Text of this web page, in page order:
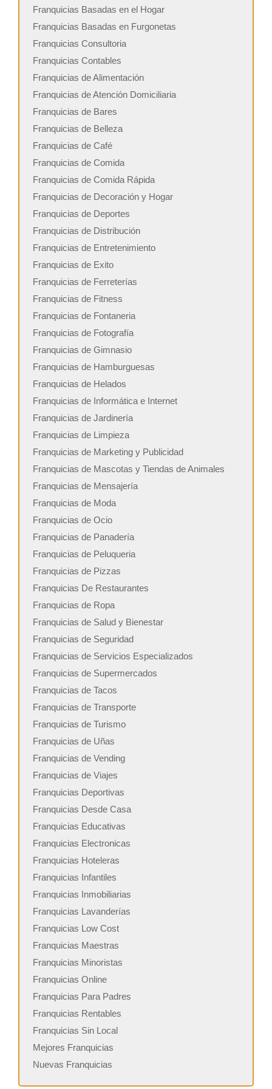
Franquicias Basadas en el Hogar
Franquicias Basadas en Furgonetas
Franquicias Consultoria
Franquicias Contables
Franquicias de Alimentación
Franquicias de Atención Domiciliaria
Franquicias de Bares
Franquicias de Belleza
Franquicias de Café
Franquicias de Comida
Franquicias de Comida Rápida
Franquicias de Decoración y Hogar
Franquicias de Deportes
Franquicias de Distribución
Franquicias de Entretenimiento
Franquicias de Exito
Franquicias de Ferreterías
Franquicias de Fitness
Franquicias de Fontaneria
Franquicias de Fotografía
Franquicias de Gimnasio
Franquicias de Hamburguesas
Franquicias de Helados
Franquicias de Informática e Internet
Franquicias de Jardinería
Franquicias de Limpieza
Franquicias de Marketing y Publicidad
Franquicias de Mascotas y Tiendas de Animales
Franquicias de Mensajería
Franquicias de Moda
Franquicias de Ocio
Franquicias de Panadería
Franquicias de Peluqueria
Franquicias de Pizzas
Franquicias De Restaurantes
Franquicias de Ropa
Franquicias de Salud y Bienestar
Franquicias de Seguridad
Franquicias de Servicios Especializados
Franquicias de Supermercados
Franquicias de Tacos
Franquicias de Transporte
Franquicias de Turismo
Franquicias de Uñas
Franquicias de Vending
Franquicias de Viajes
Franquicias Deportivas
Franquicias Desde Casa
Franquicias Educativas
Franquicias Electronicas
Franquicias Hoteleras
Franquicias Infantiles
Franquicias Inmobiliarias
Franquicias Lavanderías
Franquicias Low Cost
Franquicias Maestras
Franquicias Minoristas
Franquicias Online
Franquicias Para Padres
Franquicias Rentables
Franquicias Sin Local
Mejores Franquicias
Nuevas Franquicias